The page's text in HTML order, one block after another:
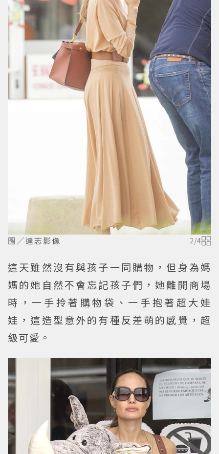
圖／達志影像 2/4
這天雖然沒有與孩子一同購物，但身為媽
媽的她自然不會忘記孩子們，她離開商場
時，一手拎著購物袋、一手抱著超大娃
娃，這造型意外的有種反差萌的感覺，超
級可愛。